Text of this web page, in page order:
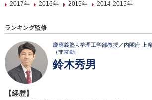
2017年
2016年 2015年 2014-2015年
ランキング監修
慶應義塾大学理工学部教授／内閣府 上
（非常勤）
鈴木秀男
【経歴】